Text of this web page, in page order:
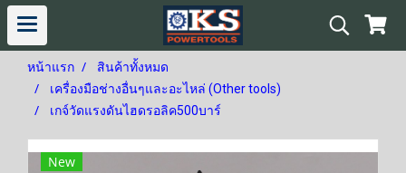
หน้าแรก
สินค้าทั้งหมด
เครื่องมือช่างอื่นๆและอะไหล่ (Other tools)
เกจ์วัดแรงดันไฮดรอลิค500บาร์
New